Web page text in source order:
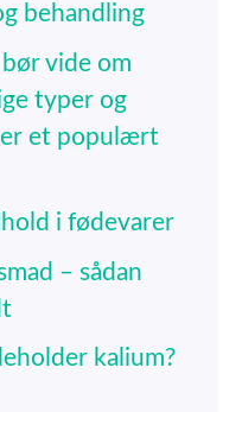
behandling
vide om
typer og
er et populært
i fødevarer
– sådan
kalium?